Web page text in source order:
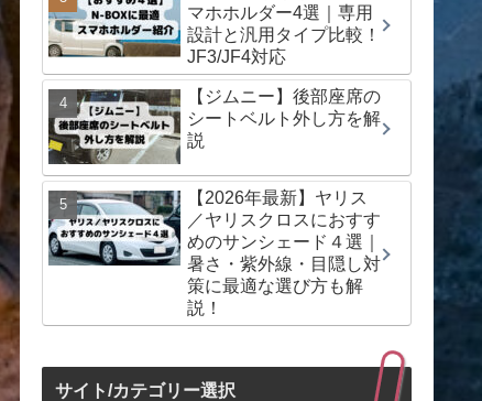
マホホルダー4選｜専用
設計と汎用タイプ比較！
JF3/JF4対応
【ジムニー】後部座席の
シートベルト外し方を解
説
【2026年最新】ヤリス
／ヤリスクロスにおすす
めのサンシェード４選｜
暑さ・紫外線・目隠し対
策に最適な選び方も解
説！
サイト/カテゴリー選択